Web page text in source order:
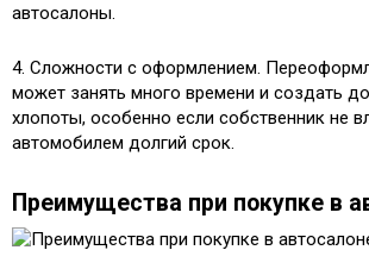
автосалоны.
4. Сложности с оформлением.
может занять много времени и создать
хлопоты, особенно если собственник не
автомобилем долгий срок.
Преимущества при покупке в